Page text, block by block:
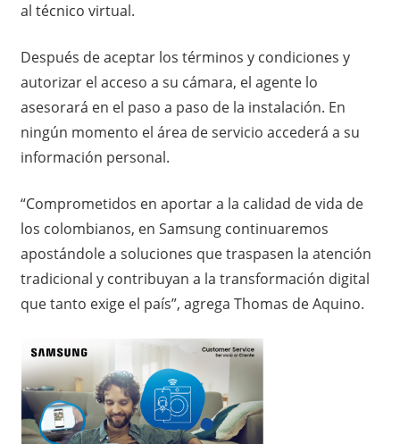
al técnico virtual.
Después de aceptar los términos y condiciones y
autorizar el acceso a su cámara, el agente lo
asesorará en el paso a paso de la instalación. En
ningún momento el área de servicio accederá a su
información personal.
“Comprometidos en aportar a la calidad de vida de
los colombianos, en Samsung continuaremos
apostándole a soluciones que traspasen la atención
tradicional y contribuyan a la transformación digital
que tanto exige el país”, agrega Thomas de Aquino.